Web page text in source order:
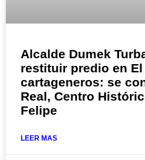
Alcalde Dumek
restituir predio en
cartageneros: se
Real, Centro
Felipe
LEER MAS